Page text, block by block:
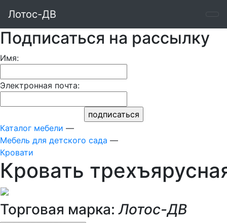
Лотос-ДВ
Подписаться на рассылку
Имя:
Электронная почта:
Каталог мебели —
Мебель для детского сада —
Кровати
Кровать
Торговая марка:Лотос-ДВ